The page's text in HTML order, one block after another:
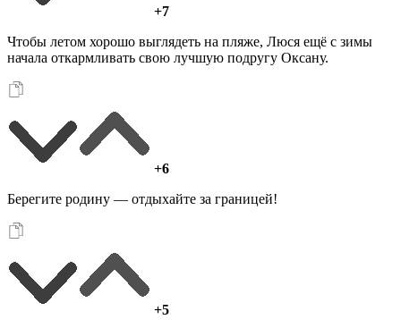
+7
Чтобы летом хорошо выглядеть на пляже, Люся ещё с зимы
начала откармливать свою лучшую подругу Оксану.
+6
Берегите родину — отдыхайте за границей!
+5